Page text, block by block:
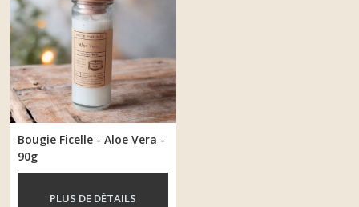
Bougie Ficelle - Aloe Vera -
90g
PLUS DE DÉTAILS